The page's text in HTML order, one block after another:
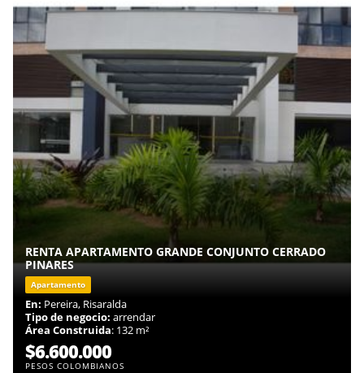
RENTA APARTAMENTO GRANDE CONJUNTO CERRADO
PINARES
Apartamento
En: Pereira, Risaralda
Tipo de negocio: arrendar
Área Construida: 132 m²
$6.600.000
PESOS COLOMBIANOS